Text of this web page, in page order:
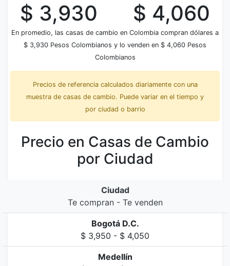
$ 3,930 $ 4,060
En promedio, las casas de cambio en Colombia compran dólares a
$ 3,930 Pesos Colombianos y lo venden en $ 4,060 Pesos
Colombianos
Precios de referencia calculados diariamente con una
muestra de casas de cambio. Puede variar en el tiempo y
por ciudad o barrio
Precio en Casas de Cambio
por Ciudad
Ciudad
Te compran - Te venden
Bogotá D.C.
$ 3,950 - $ 4,050
Medellín